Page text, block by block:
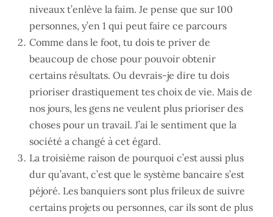
niveaux t’enlève la faim. Je pense que sur 100
personnes, y’en 1 qui peut faire ce parcours
Comme dans le foot, tu dois te priver de
beaucoup de chose pour pouvoir obtenir
certains résultats. Ou devrais-je dire tu dois
prioriser drastiquement tes choix de vie. Mais de
nos jours, les gens ne veulent plus prioriser des
choses pour un travail. J’ai le sentiment que la
société a changé à cet égard.
La troisième raison de pourquoi c’est aussi plus
dur qu’avant, c’est que le système bancaire s’est
péjoré. Les banquiers sont plus frileux de suivre
certains projets ou personnes, car ils sont de plus